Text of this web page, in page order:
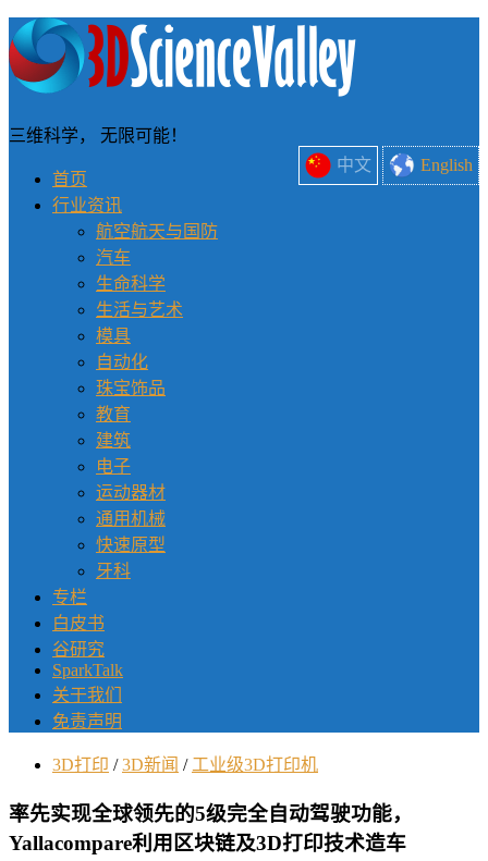
中文 English
三维科学， 无限可能！
首页
行业资讯
航空航天与国防
汽车
生命科学
生活与艺术
模具
自动化
珠宝饰品
教育
建筑
电子
运动器材
通用机械
快速原型
牙科
专栏
白皮书
谷研究
SparkTalk
关于我们
免责声明
3D打印 / 3D新闻 / 工业级3D打印机
率先实现全球领先的5级完全自动驾驶功能，
Yallacompare利用区块链及3D打印技术造车